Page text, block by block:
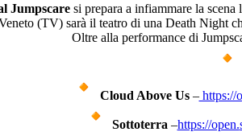
Jumpscaresi prepara a infiammare la
(TV) sarà il teatro di una Death Night
Oltre alla performance di
Cloud Above Us–https://
Sottoterra –https://open.